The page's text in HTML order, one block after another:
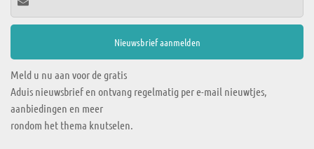
Meld u nu aan voor de gratis
Aduis nieuwsbrief en ontvang regelmatig per e-mail nieuwtjes,
aanbiedingen en meer
rondom het thema knutselen.